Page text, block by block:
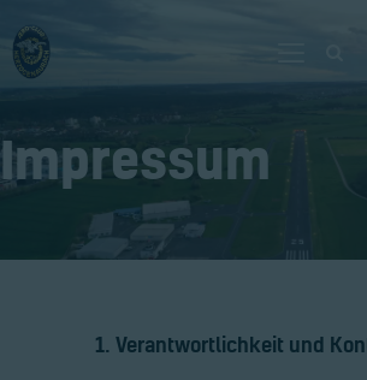
Impressum
Home
Verein
Fliegen
Gaststätte
1. Verantwortlichkeit und